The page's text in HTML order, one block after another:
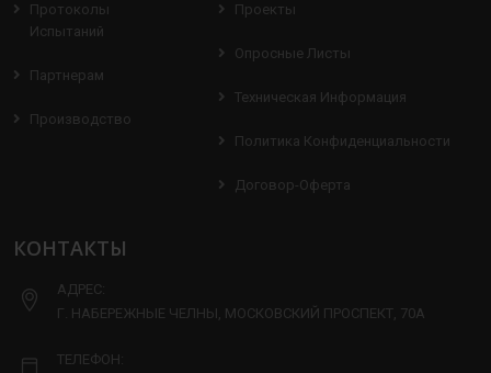
Протоколы
Испытаний
Партнерам
Производство
Проекты
Опросные Листы
Техническая Информация
Политика Конфиденциальности
Договор-Оферта
КОНТАКТЫ
АДРЕС:
Г. НАБЕРЕЖНЫЕ ЧЕЛНЫ, МОСКОВСКИЙ ПРОСПЕКТ, 70А
ТЕЛЕФОН: